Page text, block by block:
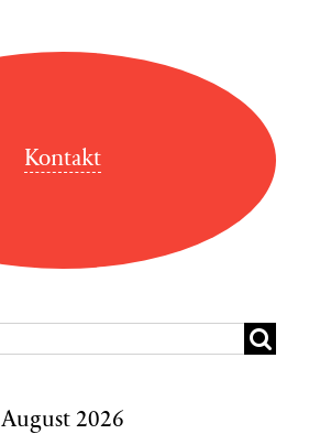
Kontakt
August 2026